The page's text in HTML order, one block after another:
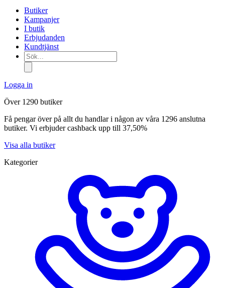
Butiker
Kampanjer
I butik
Erbjudanden
Kundtjänst
Sök...
Logga in
Över 1290 butiker
Få pengar över på allt du handlar i någon av våra 1296 anslutna
butiker. Vi erbjuder cashback upp till 37,50%
Visa alla butiker
Kategorier